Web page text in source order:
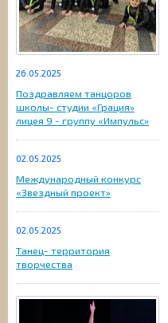
26.05.2025
Поздравляем танцоров
школы- студии «Грация»
лицея 9 - группу «Импульс»
02.05.2025
Международный конкурс
«Звездный проект»
02.05.2025
Танец- территория
творчества